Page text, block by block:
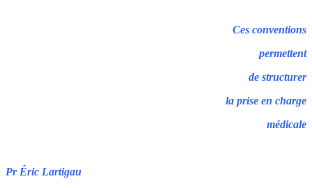
Ces conventions
permettent
de structurer
la prise en charge
médicale
Pr Éric Lartigau